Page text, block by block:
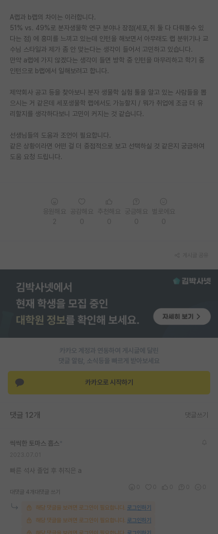
커리어
유학교육
이벤트
반도체 아카데미
재팬라운지 🌸
A랩과 b랩의 차이는 이러합니다.
51% vs. 49%로 분자생물학 연구 분야나 장점(세포,쥐 둘 다 다뤄볼수 있
다는 점) 에 흥미를 느끼고 있는데 인턴을 해보면서 아무래도 랩 분위기나 교
수님 스타일과 제가 좀 안 맞는다는 생각이 들어서 고민하고 있습니다.
만약 a랩에 가지 않겠다는 생각이 들면 방학 중 인턴을 마무리하고 학기 중
인턴으로 b랩에서 일해보려고 합니다.
제약회사 공고 등을 찾아보니 분자 생물학 실험 툴을 알고 있는 사람들을 뽑
으시는 거 같은데 세포생물학 랩에서도 가능할지 / 뭐가 취업에 조금 더 유
리할지를 생각하다보니 고민이 커지는 것 같습니다.
선생님들의 도움과 조언이 필요합니다.
같은 상황이라면 어떤 걸 더 중점적으로 보고 선택하실 것 같은지 궁금하여
도움 요청 드립니다.
카카오 계정과 연동하여 게시글에 달린
댓글 알람, 소식등을 빠르게 받아보세요
카카오로 시작하기
댓글 12개 댓글쓰기
씩씩한 토마스 홉스
빠른 석사 졸업 후 취직은 a
대댓글 4개 대댓글 쓰기
해당 댓글을 보려면 로그인이 필요합니다. 로그인하기
해당 댓글을 보려면 로그인이 필요합니다. 로그인하기